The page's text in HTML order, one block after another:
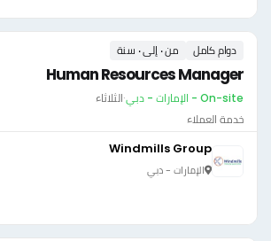
دوام كامل من ٠ إلى ٠ سنة
Human Resources Manager
On-site - الإمارات - دبي ·الثلاثاء
خدمة العملاء
Windmills Group
الإمارات - دبي